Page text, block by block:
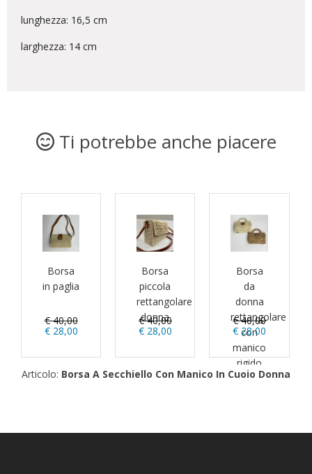
lunghezza: 16,5 cm
larghezza: 14 cm
Ti potrebbe anche piacere
Borsa
in paglia
€ 40,00
€ 28,00
Borsa
piccola
rettangolare
donna
€ 40,00
€ 28,00
Borsa
da
donna
rettangolare
con
manico
rigido
€ 40,00
€ 28,00
Articolo: Borsa A Secchiello Con Manico In Cuoio Donna